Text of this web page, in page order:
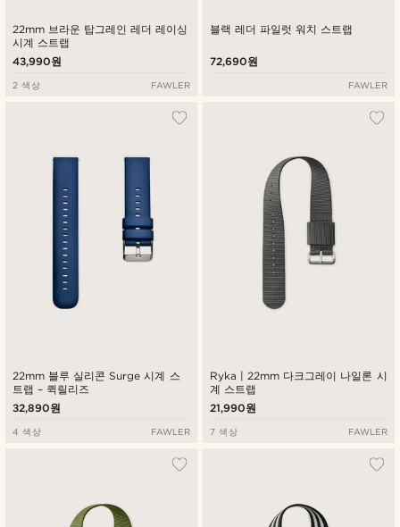
22mm 브라운 탑그레인 레더 레이싱
시계 스트랩
43,990원
2 색상 FAWLER
블랙 레더 파일럿 워치 스트랩
72,690원
FAWLER
22mm 블루 실리콘 Surge 시계 스
트랩 – 퀵릴리즈
32,890원
4 색상 FAWLER
Ryka | 22mm 다크그레이 나일론 시
계 스트랩
21,990원
7 색상 FAWLER